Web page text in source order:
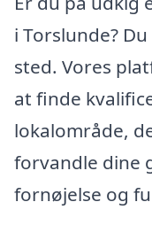
i Torslunde?
sted. Vores
at finde
lokalområde,
forvandle dine
fornøjelse og